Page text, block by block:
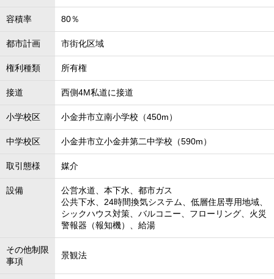
容積率 80％
都市計画 市街化区域
権利種類 所有権
接道 西側4M私道に接道
小学校区 小金井市立南小学校（450m）
中学校区 小金井市立小金井第二中学校（590m）
取引態様 媒介
設備
公営水道、本下水、都市ガス
公共下水、24時間換気システム、低層住居専用地域、
シックハウス対策、バルコニー、フローリング、火災
警報器（報知機）、給湯
その他制限
事項
景観法